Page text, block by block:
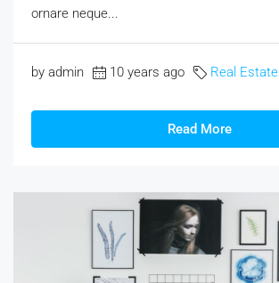
ornare neque...
by admin 10 years ago Real Estate
Read More